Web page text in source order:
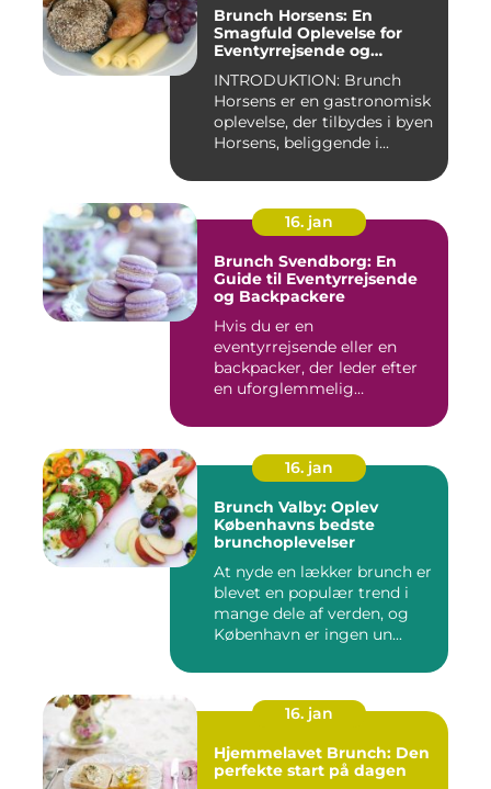
Brunch Horsens: En
Smagfuld Oplevelse for
Eventyrrejsende og
INTRODUKTION: Brunch
Horsens er en gastronomisk
oplevelse, der tilbydes i byen
Horsens, beliggende i...
16. jan
Brunch Svendborg: En
Guide til Eventyrrejsende
og Backpackere
Hvis du er en
eventyrrejsende eller en
backpacker, der leder efter
en uforglemmelig
16. jan
Brunch Valby: Oplev
Københavns bedste
brunchoplevelser
At nyde en lækker brunch er
blevet en populær trend i
mange dele af verden, og
København er ingen un...
16. jan
Hjemmelavet Brunch: Den
perfekte start på dagen